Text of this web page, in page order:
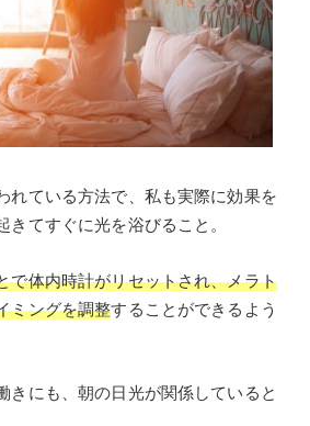
れている方法で、私も実際に効果を
てすぐに光を浴びること。
で体内時計がリセットされ、メラト
ミングを調整することができるよう
きにも、朝の日光が関係していると